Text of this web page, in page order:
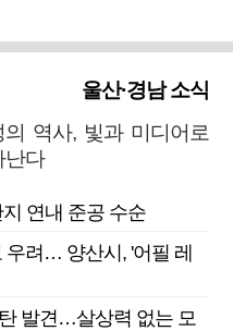
울산·경남 소식
의 역사, 빛과 미디어로
난다
연내 준공 수순
려… 양산시, '어필 레
발견…살상력 없는 모